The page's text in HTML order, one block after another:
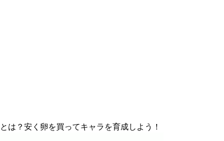
は？安く卵を買ってキャラを育成しよう！